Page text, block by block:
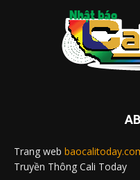
Trang web
Truyền Thông Cali Today